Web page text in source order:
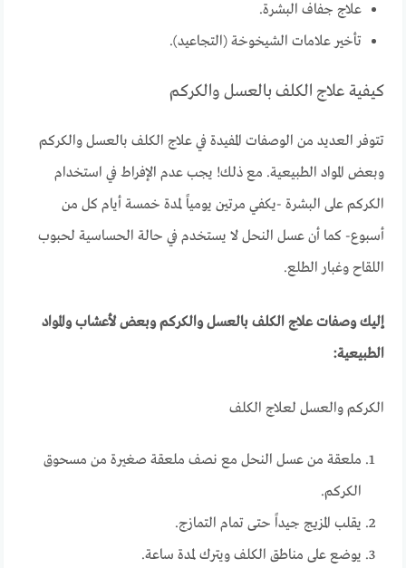
علاج جفاف البشرة.
تأخير علامات الشيخوخة (التجاعيد).
كيفية علاج الكلف بالعسل والكركم
تتوفر العديد من الوصفات المفيدة في علاج الكلف بالعسل والكركم
وبعض المواد الطبيعية. مع ذلك! يجب عدم الإفراط في استخدام
الكركم على البشرة -يكفي مرتين يومياً لمدة خمسة أيام كل من
أسبوع- كما أن عسل النحل لا يستخدم في حالة الحساسية لحبوب
اللقاح وغبار الطلع.
إليك وصفات علاج الكلف بالعسل والكركم وبعض لأعشاب والمواد
الطبيعية:
الكركم والعسل لعلاج الكلف
ملعقة من عسل النحل مع نصف ملعقة صغيرة من مسحوق
الكركم.
يقلب المزيج جيداً حتى تمام التمازج.
يوضع على مناطق الكلف ويترك لمدة ساعة.